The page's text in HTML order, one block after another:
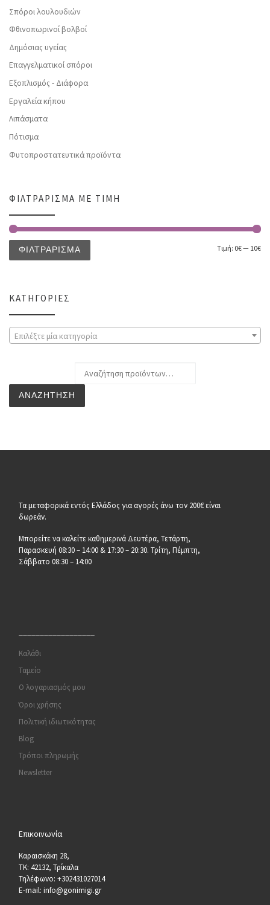
Σπόροι λουλουδιών
Φθινοπωρινοί βολβοί
Δημόσιας υγείας
Επαγγελματικοί σπόροι
Εξοπλισμός - Διάφορα
Εργαλεία κήπου
Λιπάσματα
Πότισμα
Φυτοπροστατευτικά προϊόντα
ΦΙΛΤΡΆΡΙΣΜΑ ΜΕ ΤΙΜΉ
ΦΙΛΤΡΆΡΙΣΜΑ Τιμή: 0€— 10€
ΚΑΤΗΓΟΡΊΕΣ
Επιλέξτε μία κατηγορία
ΑΝΑΖΉΤΗΣΗ
Τα μεταφορικά εντός Ελλάδος για αγορές άνω τον 200€ είναι
δωρεάν.
Μπορείτε να καλείτε καθημερινά Δευτέρα, Τετάρτη,
Παρασκευή 08:30 – 14:00 & 17:30 – 20:30. Τρίτη, Πέμπτη,
Σάββατο 08:30 – 14:00
Καλάθι
Ταμείο
Ο λογαριασμός μου
Όροι χρήσης
Πολιτική ιδιωτικότητας
Blog
Τρόποι πληρωμής
Newsletter
Επικοινωνία
Καραισκάκη 28,
ΤΚ: 42132, Τρίκαλα
Τηλέφωνο: +302431027014
E-mail: info@gonimigi.gr